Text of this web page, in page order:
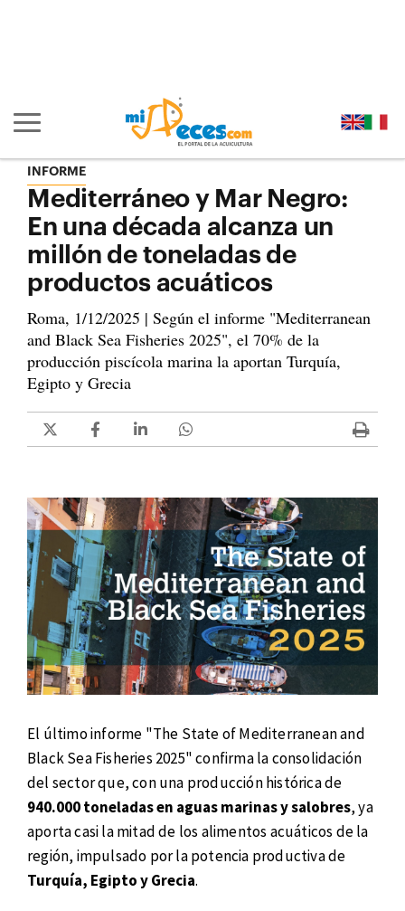
Mostrar/ocultar navegación principal
INFORME
Mediterráneo y Mar Negro:
En una década alcanza un
millón de toneladas de
productos acuáticos
Roma, 1/12/2025 | Según el informe "Mediterranean
and Black Sea Fisheries 2025", el 70% de la
producción piscícola marina la aportan Turquía,
Egipto y Grecia
El último informe "The State of Mediterranean and
Black Sea Fisheries 2025" confirma la consolidación
del sector que, con una producción histórica de
940.000 toneladas en aguas marinas y salobres, ya
aporta casi la mitad de los alimentos acuáticos de la
región, impulsado por la potencia productiva de
Turquía, Egipto y Grecia.